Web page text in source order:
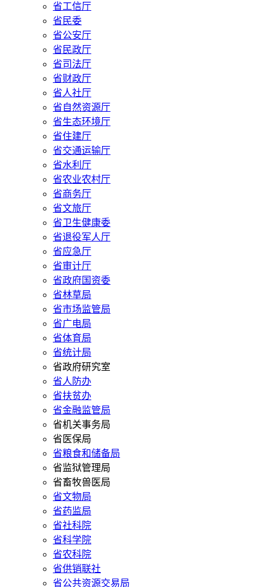
省工信厅
省民委
省公安厅
省民政厅
省司法厅
省财政厅
省人社厅
省自然资源厅
省生态环境厅
省住建厅
省交通运输厅
省水利厅
省农业农村厅
省商务厅
省文旅厅
省卫生健康委
省退役军人厅
省应急厅
省审计厅
省政府国资委
省林草局
省市场监管局
省广电局
省体育局
省统计局
省政府研究室
省人防办
省扶贫办
省金融监管局
省机关事务局
省医保局
省粮食和储备局
省监狱管理局
省畜牧兽医局
省文物局
省药监局
省社科院
省科学院
省农科院
省供销联社
省公共资源交易局